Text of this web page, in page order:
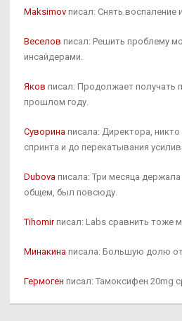
Maksimov писал: Снять воспаление
Веселов писал: Решить проблему
инсайдерами.
Яков писал: Продолжает получать
прошлом году.
Суворина писала: Директора,
спринта и до перекатывания
Dubova писала: Три месяца
общем, был повсюду.
Tihomirписал: Labs сравнить тоже
Минакина писала: Большую долю от
Гермоген писал: Тамоксифен 20mg